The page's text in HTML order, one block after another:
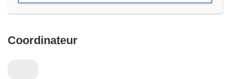
Coordinateur